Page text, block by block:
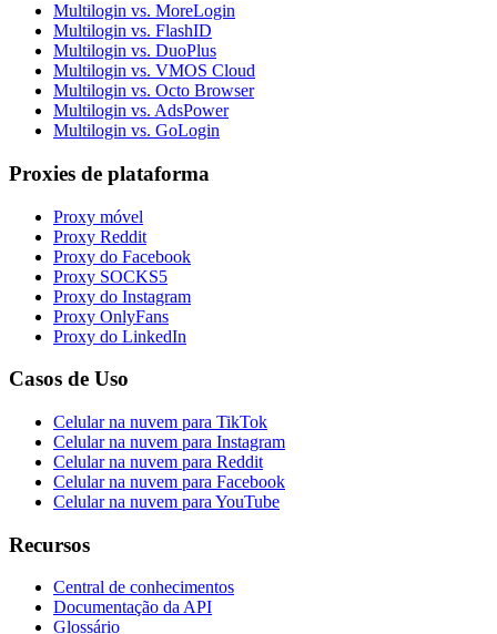
Multilogin vs. MoreLogin
Multilogin vs. FlashID
Multilogin vs. DuoPlus
Multilogin vs. VMOS Cloud
Multilogin vs. Octo Browser
Multilogin vs. AdsPower
Multilogin vs. GoLogin
Proxies de plataforma
Proxy móvel
Proxy Reddit
Proxy do Facebook
Proxy SOCKS5
Proxy do Instagram
Proxy OnlyFans
Proxy do LinkedIn
Casos de Uso
Celular na nuvem para TikTok
Celular na nuvem para Instagram
Celular na nuvem para Reddit
Celular na nuvem para Facebook
Celular na nuvem para YouTube
Recursos
Central de conhecimentos
Documentação da API
Glossário